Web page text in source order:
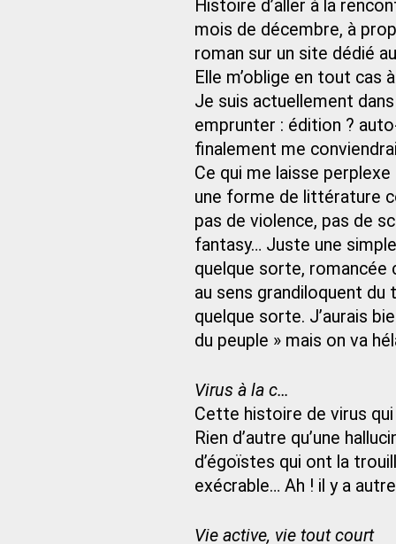
Histoire d’aller à la
mois de décembre, à
roman sur un site dédié
Elle m’oblige en tout
Je suis actuellement
emprunter : édition ?
finalement me
Ce qui me laisse
une forme de littérature
pas de violence, pas de
fantasy… Juste une
quelque sorte, romancée
au sens grandiloquent
quelque sorte. J’aurais
du peuple » mais on va
Virus à la c…
Cette histoire de virus
Rien d’autre qu’une
d’égoïstes qui ont la
exécrable… Ah ! il y a
Vie active, vie tout court